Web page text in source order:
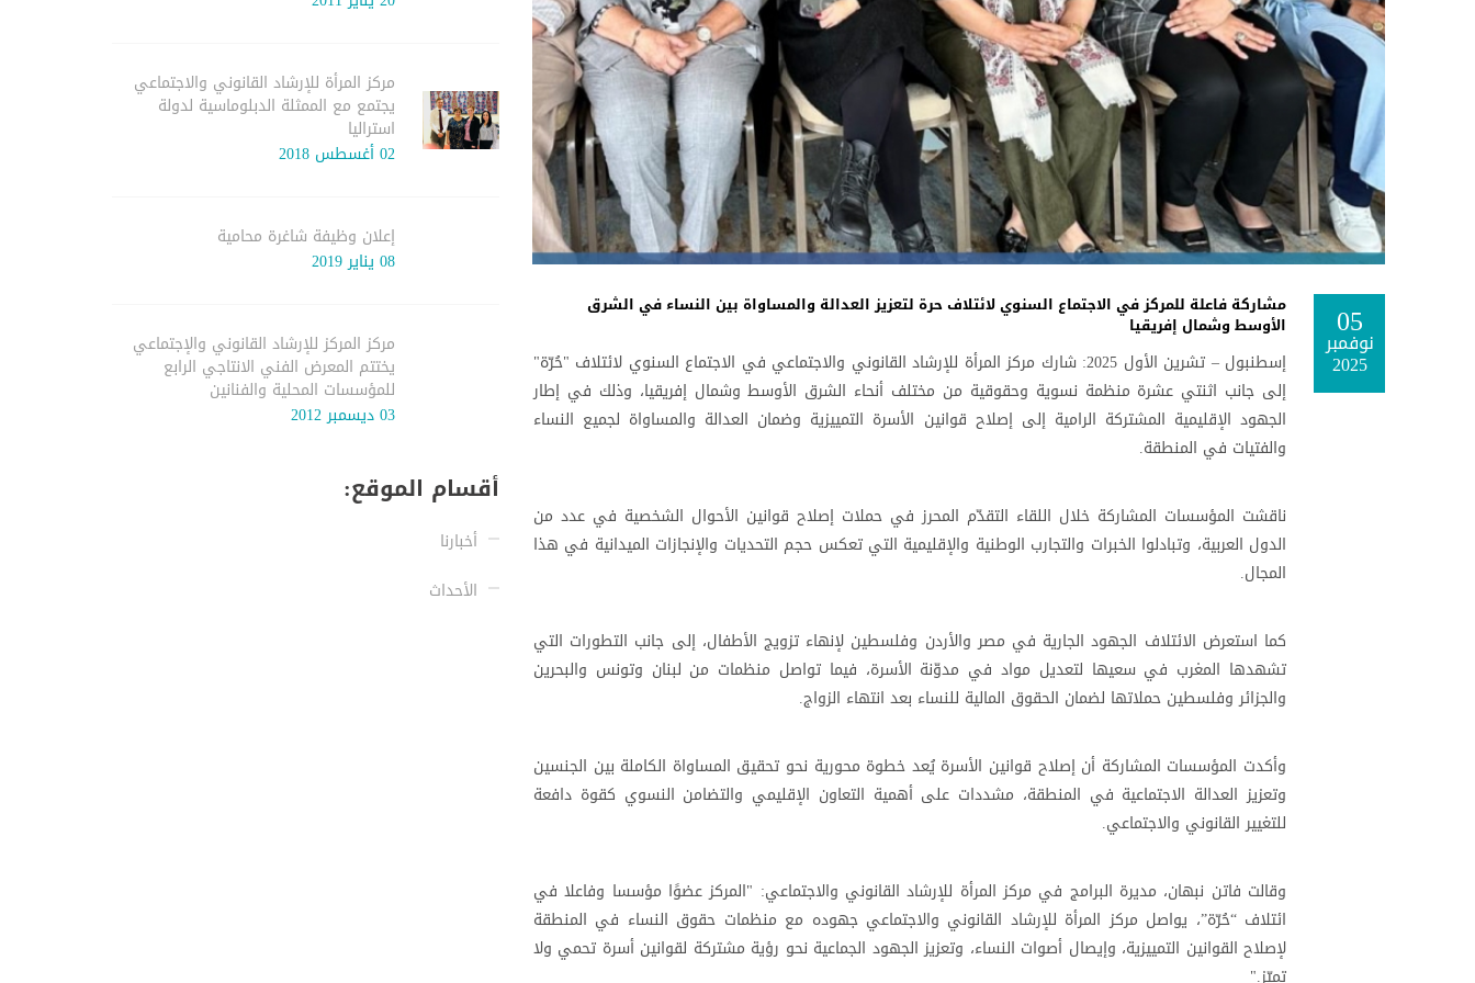
05
نوفمبر
2025
مشاركة فاعلة للمركز في الاجتماع السنوي لائتلاف حرة لتعزيز العدالة والمساواة بين النساء في الشرق
الأوسط وشمال إفريقيا
إسطنبول – تشرين الأول 2025: شارك مركز المرأة للإرشاد القانوني والاجتماعي في الاجتماع السنوي لائتلاف "حُرّة"
إلى جانب اثنتي عشرة منظمة نسوية وحقوقية من مختلف أنحاء الشرق الأوسط وشمال إفريقيا، وذلك في إطار
الجهود الإقليمية المشتركة الرامية إلى إصلاح قوانين الأسرة التمييزية وضمان العدالة والمساواة لجميع النساء
والفتيات في المنطقة.
ناقشت المؤسسات المشاركة خلال اللقاء التقدّم المحرز في حملات إصلاح قوانين الأحوال الشخصية في عدد من
الدول العربية، وتبادلوا الخبرات والتجارب الوطنية والإقليمية التي تعكس حجم التحديات والإنجازات الميدانية في هذا
المجال.
كما استعرض الائتلاف الجهود الجارية في مصر والأردن وفلسطين لإنهاء تزويج الأطفال، إلى جانب التطورات التي
تشهدها المغرب في سعيها لتعديل مواد في مدوّنة الأسرة، فيما تواصل منظمات من لبنان وتونس والبحرين
والجزائر وفلسطين حملاتها لضمان الحقوق المالية للنساء بعد انتهاء الزواج.
وأكدت المؤسسات المشاركة أن إصلاح قوانين الأسرة يُعد خطوة محورية نحو تحقيق المساواة الكاملة بين الجنسين
وتعزيز العدالة الاجتماعية في المنطقة، مشددات على أهمية التعاون الإقليمي والتضامن النسوي كقوة دافعة
للتغيير القانوني والاجتماعي.
وقالت فاتن نبهان، مديرة البرامج في مركز المرأة للإرشاد القانوني والاجتماعي: "المركز عضوًا مؤسسا وفاعلا في
ائتلاف “حُرّة”، يواصل مركز المرأة للإرشاد القانوني والاجتماعي جهوده مع منظمات حقوق النساء في المنطقة
لإصلاح القوانين التمييزية، وإيصال أصوات النساء، وتعزيز الجهود الجماعية نحو رؤية مشتركة لقوانين أسرة تحمي ولا
تميّز."
مركز المرأة للإرشاد القانوني والاجتماعي
يجتمع مع الممثلة الدبلوماسية لدولة
استراليا
02 أغسطس 2018
إعلان وظيفة شاغرة محامية
08 يناير 2019
مركز المركز للإرشاد القانوني والإجتماعي
يختتم المعرض الفني الانتاجي الرابع
للمؤسسات المحلية والفنانين
03 ديسمبر 2012
أقسام الموقع:
أخبارنا
الأحداث